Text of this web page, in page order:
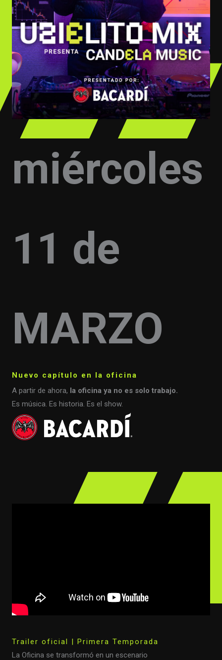
miércoles
11 de
MARZO
Nuevo capítulo en la oficina
A partir de ahora, la oficina ya no es solo trabajo.
Es música. Es historia. Es el show.
Trailer oficial | Primera Temporada
La Oficina se transformó en un escenario